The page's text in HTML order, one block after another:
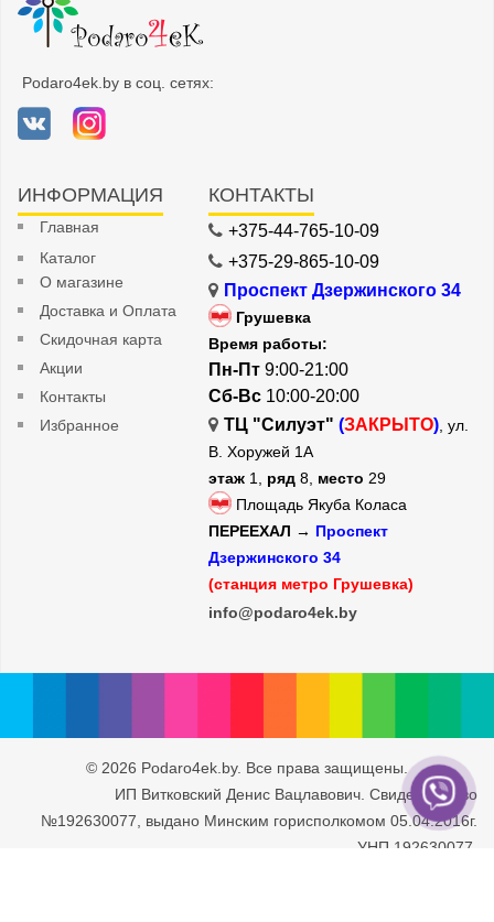
Podaro4ek.by в соц. сетях:
ИНФОРМАЦИЯ
Главная
Каталог
О магазине
Доставка и Оплата
Скидочная карта
Акции
Контакты
Избранное
КОНТАКТЫ
+375-44-765-10-09
+375-29-865-10-09
Проспект Дзержинского 34
Грушевка
Время работы:
Пн-Пт 9:00-21:00
Сб-Вс 10:00-20:00
ТЦ "Силуэт" (ЗАКРЫТО), ул.
В. Хоружей 1А
этаж 1, ряд 8, место 29
Площадь Якуба Коласа
ПЕРЕЕХАЛ → Проспект
Дзержинского 34
(станция метро Грушевка)
info@podaro4ek.by
© 2026 Podaro4ek.by. Все права защищены.
ИП Витковский Денис Вацлавович. Свидетельство
№192630077, выдано Минским горисполкомом 05.04.2016г.
УНП 192630077.